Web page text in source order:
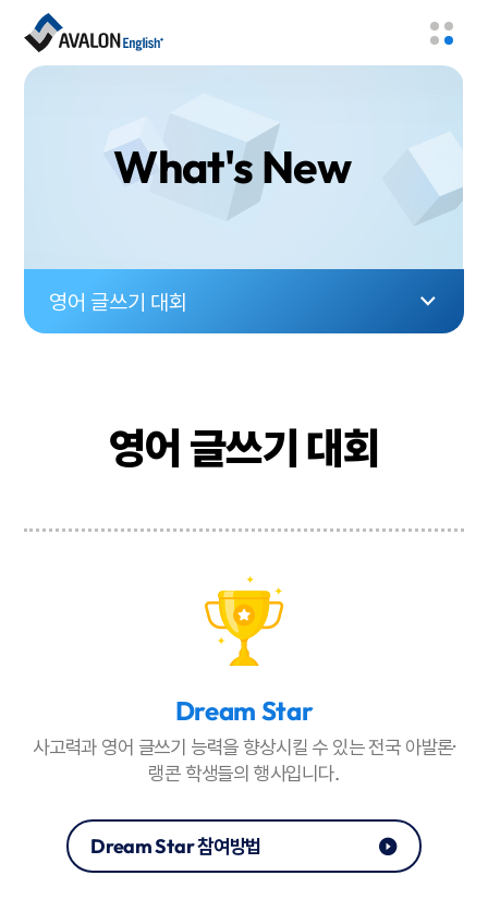
What's New
영어 글쓰기 대회
영어 글쓰기 대회
Dream Star
사고력과 영어 글쓰기 능력을 향상시킬 수 있는 전국 아발론·
랭콘 학생들의 행사입니다.
Dream Star 참여방법